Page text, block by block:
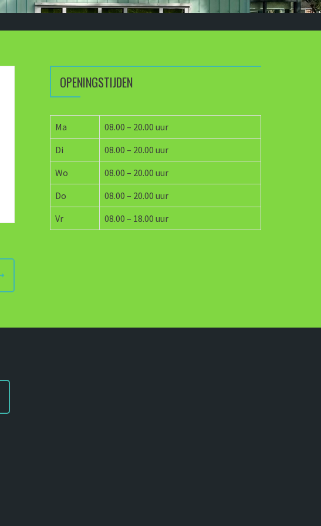
OPENINGSTIJDEN
Ma
08.00 – 20.00 uur
Di
08.00 – 20.00 uur
Wo
08.00 – 20.00 uur
Do
08.00 – 20.00 uur
Vr
08.00 – 18.00 uur